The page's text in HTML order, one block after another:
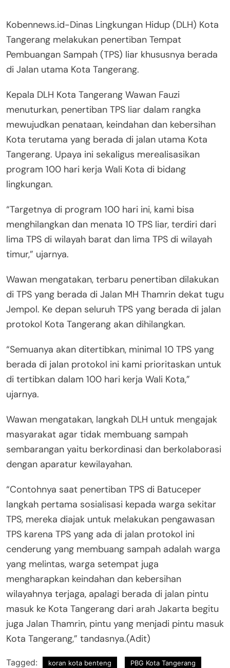
Kobennews.id-Dinas Lingkungan Hidup (DLH) Kota
Tangerang melakukan penertiban Tempat
Pembuangan Sampah (TPS) liar khususnya berada
di Jalan utama Kota Tangerang.
Kepala DLH Kota Tangerang Wawan Fauzi
menuturkan, penertiban TPS liar dalam rangka
mewujudkan penataan, keindahan dan kebersihan
Kota terutama yang berada di jalan utama Kota
Tangerang. Upaya ini sekaligus merealisasikan
program 100 hari kerja Wali Kota di bidang
lingkungan.
“Targetnya di program 100 hari ini, kami bisa
menghilangkan dan menata 10 TPS liar, terdiri dari
lima TPS di wilayah barat dan lima TPS di wilayah
timur,” ujarnya.
Wawan mengatakan, terbaru penertiban dilakukan
di TPS yang berada di Jalan MH Thamrin dekat tugu
Jempol. Ke depan seluruh TPS yang berada di jalan
protokol Kota Tangerang akan dihilangkan.
“Semuanya akan ditertibkan, minimal 10 TPS yang
berada di jalan protokol ini kami prioritaskan untuk
di tertibkan dalam 100 hari kerja Wali Kota,”
ujarnya.
Wawan mengatakan, langkah DLH untuk mengajak
masyarakat agar tidak membuang sampah
sembarangan yaitu berkordinasi dan berkolaborasi
dengan aparatur kewilayahan.
“Contohnya saat penertiban TPS di Batuceper
langkah pertama sosialisasi kepada warga sekitar
TPS, mereka diajak untuk melakukan pengawasan
TPS karena TPS yang ada di jalan protokol ini
cenderung yang membuang sampah adalah warga
yang melintas, warga setempat juga
mengharapkan keindahan dan kebersihan
wilayahnya terjaga, apalagi berada di jalan pintu
masuk ke Kota Tangerang dari arah Jakarta begitu
juga Jalan Thamrin, pintu yang menjadi pintu masuk
Kota Tangerang,” tandasnya.(Adit)
Tagged: koran kota benteng PBG Kota Tangerang